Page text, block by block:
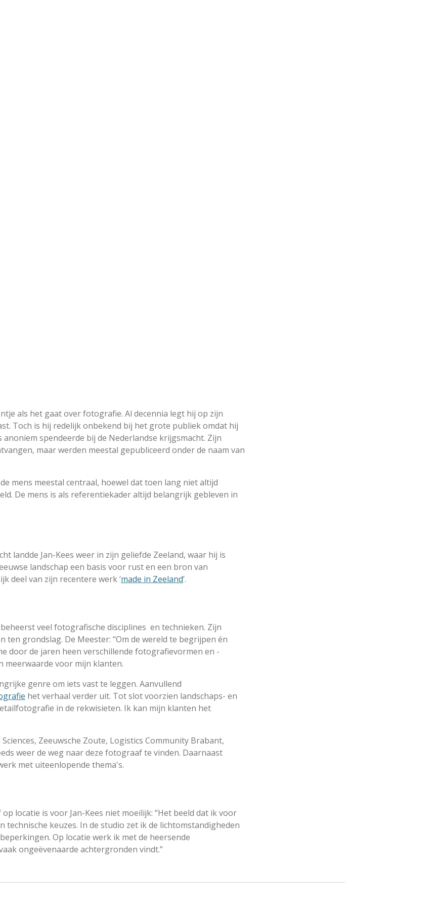
als het gaat over fotografie. Al decennia legt hij op zijn
Toch is hij redelijk onbekend bij het grote publiek omdat hij
spendeerde bij de Nederlandse krijgsmacht. Zijn
maar werden meestal gepubliceerd onder de naam van
mens meestal centraal, hoewel dat toen lang niet altijd
De mens is als referentiekader altijd belangrijk gebleven in
landde Jan-Kees weer in zijn geliefde Zeeland, waar hij is
landschap een basis voor rust en een bron van
deel van zijn recentere werk ‘made in Zeeland’.
veel fotografische disciplines en technieken. Zijn
ten grondslag. De Meester: "Om de wereld te begrijpen én
door de jaren heen verschillende fotografievormen en -
meerwaarde voor mijn klanten.
genre om iets vast te leggen. Aanvullend
het verhaal verder uit. Tot slot voorzien landschaps- en
in de rekwisieten. Ik kan mijn klanten het
Zeeuwsche Zoute, Logistics Community Brabant,
weer de weg naar deze fotograaf te vinden. Daarnaast
met uiteenlopende thema's.
locatie is voor Jan-Kees niet moeilijk: “Het beeld dat ik voor
technische keuzes. In de studio zet ik de lichtomstandigheden
Op locatie werk ik met de heersende
ongeëvenaarde achtergronden vindt.”